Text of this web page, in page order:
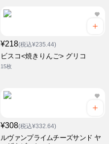
¥218(税込¥235.44)
ビスコ<焼きりんご> グリコ
15枚
¥308(税込¥332.64)
ルヴァンプライムチーズサンド ヤ